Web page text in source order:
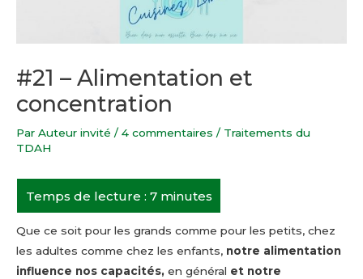
#21 – Alimentation et
concentration
Par Auteur invité / 4 commentaires / Traitements du
TDAH
Que ce soit pour les grands comme pour les petits, chez
les adultes comme chez les enfants, notre alimentation
influence nos capacités, en général et notre